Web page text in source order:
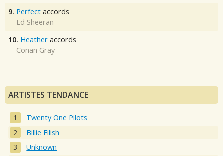
9. Perfect accords
Ed Sheeran
10. Heather accords
Conan Gray
ARTISTES TENDANCE
Twenty One Pilots
Billie Eilish
Unknown